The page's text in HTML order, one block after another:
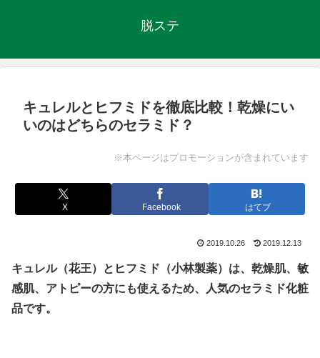
脱ステ
キュレルとヒフミドを徹底比較！乾燥にい
いのはどちらのセラミド？
※本ページはプロモーションが含まれています
X Facebook はてブ
2019.10.26 2019.12.13
キュレル（花王）とヒフミド（小林製薬）は、乾燥肌、敏
感肌、アトピーの方にも使えるため、人気のセラミド化粧
品です。